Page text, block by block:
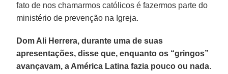
fato de nos chamarmos católicos é fazermos parte do
ministério de prevenção na Igreja.
Dom Ali Herrera, durante uma de suas
apresentações, disse que, enquanto os “gringos”
avançavam, a América Latina fazia pouco ou nada.